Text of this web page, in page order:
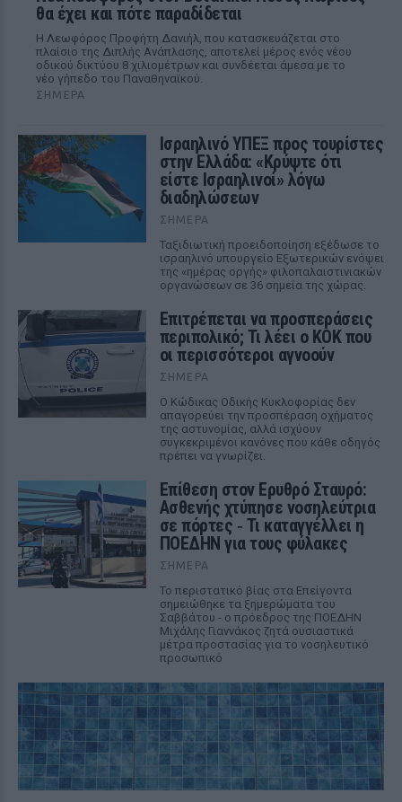
θα έχει και πότε παραδίδεται
Η Λεωφόρος Προφήτη Δανιήλ, που κατασκευάζεται στο
πλαίσιο της Διπλής Ανάπλασης, αποτελεί μέρος ενός νέου
οδικού δικτύου 8 χιλιομέτρων και συνδέεται άμεσα με το
νέο γήπεδο του Παναθηναϊκού.
ΣΉΜΕΡΑ
Ισραηλινό ΥΠΕΞ προς τουρίστες
στην Ελλάδα: «Κρύψτε ότι
είστε Ισραηλινοί» λόγω
διαδηλώσεων
ΣΉΜΕΡΑ
Ταξιδιωτική προειδοποίηση εξέδωσε το
ισραηλινό υπουργείο Εξωτερικών ενόψει
της «ημέρας οργής» φιλοπαλαιστινιακών
οργανώσεων σε 36 σημεία της χώρας.
Επιτρέπεται να προσπεράσεις
περιπολικό; Τι λέει ο ΚΟΚ που
οι περισσότεροι αγνοούν
ΣΉΜΕΡΑ
Ο Κώδικας Οδικής Κυκλοφορίας δεν
απαγορεύει την προσπέραση οχήματος
της αστυνομίας, αλλά ισχύουν
συγκεκριμένοι κανόνες που κάθε οδηγός
πρέπει να γνωρίζει.
Επίθεση στον Ερυθρό Σταυρό:
Ασθενής χτύπησε νοσηλεύτρια
σε πόρτες ‑ Τι καταγγέλλει η
ΠΟΕΔΗΝ για τους φύλακες
ΣΉΜΕΡΑ
Το περιστατικό βίας στα Επείγοντα
σημειώθηκε τα ξημερώματα του
Σαββάτου - ο πρόεδρος της ΠΟΕΔΗΝ
Μιχάλης Γιαννάκος ζητά ουσιαστικά
μέτρα προστασίας για το νοσηλευτικό
προσωπικό